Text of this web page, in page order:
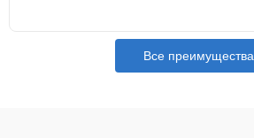
Все преимущества